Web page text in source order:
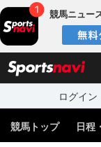
競馬ニュー
ログイン
競馬トップ 日程